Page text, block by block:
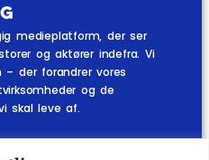
medieplatform, der ser
og aktører indefra. Vi
der forandrer vores
og de
skal leve af.